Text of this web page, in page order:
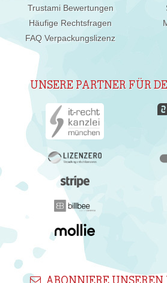
Trustami Bewertungen
Häufige Rechtsfragen
FAQ Verpackungslizenz
UNSERE PARTNER FÜR